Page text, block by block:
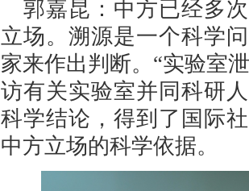
郭嘉昆：中方已经多
立场。溯源是一个科学
家来作出判断。“实验室
访有关实验室并同科研
科学结论，得到了国际
中方立场的科学依据。